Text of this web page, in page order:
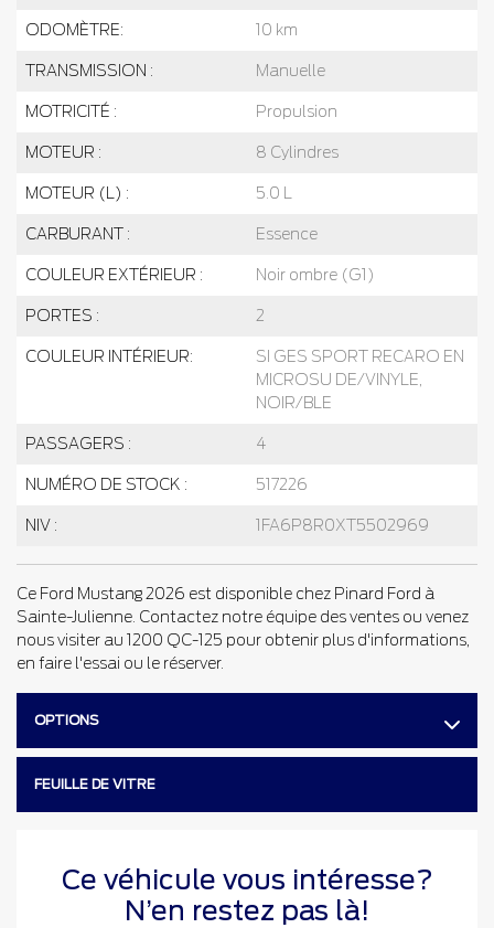
ODOMÈTRE: 10 km
TRANSMISSION : Manuelle
MOTRICITÉ : Propulsion
MOTEUR : 8 Cylindres
MOTEUR (L) : 5.0 L
CARBURANT : Essence
COULEUR EXTÉRIEUR : Noir ombre (G1)
PORTES : 2
COULEUR INTÉRIEUR:
SI GES SPORT RECARO EN
MICROSU DE/VINYLE,
NOIR/BLE
PASSAGERS : 4
NUMÉRO DE STOCK : 517226
NIV : 1FA6P8R0XT5502969
Ce Ford Mustang 2026 est disponible chez Pinard Ford à
Sainte-Julienne. Contactez notre équipe des ventes ou venez
nous visiter au 1200 QC-125 pour obtenir plus d'informations,
en faire l'essai ou le réserver.
OPTIONS
FEUILLE DE VITRE
Ce véhicule vous intéresse?
N’en restez pas là!